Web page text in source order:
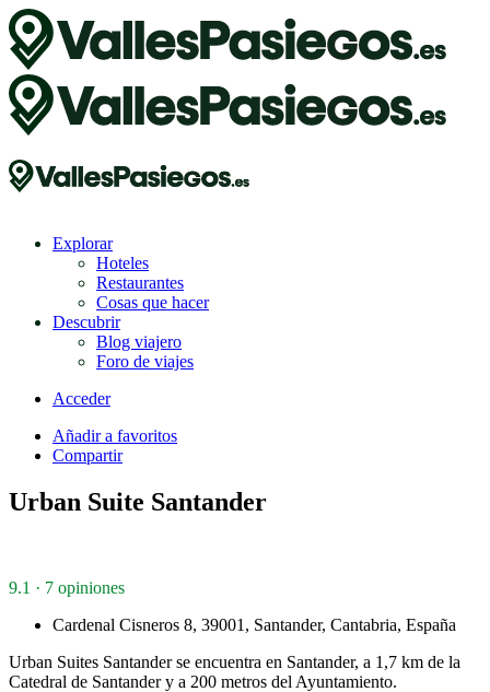
Explorar
Hoteles
Restaurantes
Cosas que hacer
Descubrir
Blog viajero
Foro de viajes
Acceder
Añadir a favoritos
Compartir
Urban Suite Santander
9.1 · 7 opiniones
Cardenal Cisneros 8, 39001, Santander, Cantabria, España
Urban Suites Santander se encuentra en Santander, a 1,7 km de la
Catedral de Santander y a 200 metros del Ayuntamiento.